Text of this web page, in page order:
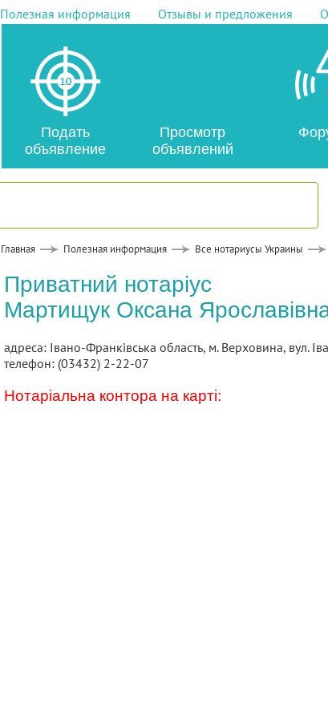
Полезная информация Отзывы и предложения
Подать
объявление
Просмотр
объявлений
Главная Полезная информация Все нотариусы Украины
Приватний нотаріус
Мартищук Оксана
адреса: Івано-Франківська область, м. Верховина, вул.
телефон: (03432) 2-22-07
Нотаріальна контора на карті: